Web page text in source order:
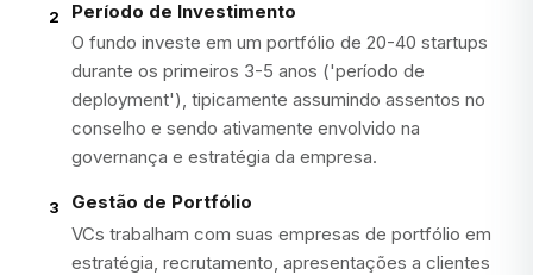
2
Período de Investimento
O fundo investe em um portfólio de 20-40 startups
durante os primeiros 3-5 anos ('período de
deployment'), tipicamente assumindo assentos no
conselho e sendo ativamente envolvido na
governança e estratégia da empresa.
3
Gestão de Portfólio
VCs trabalham com suas empresas de portfólio em
estratégia, recrutamento, apresentações a clientes